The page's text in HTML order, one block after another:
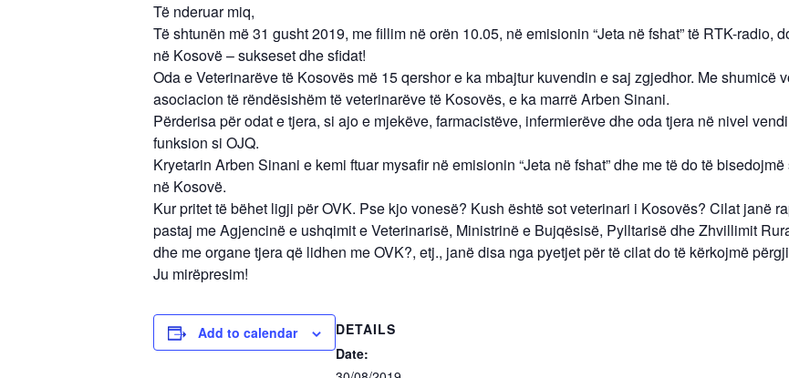
Të nderuar miq,
Të shtunën më 31 gusht 2019, me fillim në orën 10.05, në emisionin “Jeta në fshat” të RTK-radio,
në Kosovë – sukseset dhe sfidat!
Oda e Veterinarëve të Kosovës më 15 qershor e ka mbajtur kuvendin e saj zgjedhor. Me shumicë
asociacion të rëndësishëm të veterinarëve të Kosovës, e ka marrë Arben Sinani.
Përderisa për odat e tjera, si ajo e mjekëve, farmacistëve, infermierëve dhe oda tjera në nivel
funksion si OJQ.
Kryetarin Arben Sinani e kemi ftuar mysafir në emisionin “Jeta në fshat” dhe me të do të
në Kosovë.
Kur pritet të bëhet ligji për OVK. Pse kjo vonesë? Kush është sot veterinari i Kosovës? Cilat janë
pastaj me Agjencinë e ushqimit e Veterinarisë, Ministrinë e Bujqësisë, Pylltarisë dhe Zhvillimit
dhe me organe tjera që lidhen me OVK?, etj., janë disa nga pyetjet për të cilat do të kërkojmë
Ju mirëpresim!
Add to calendar
DETAILS
Date: